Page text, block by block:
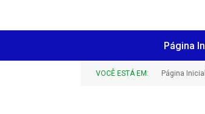
Página
VOCÊ ESTÁ EM: Página Inicial